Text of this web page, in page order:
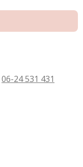
06-24 531 431